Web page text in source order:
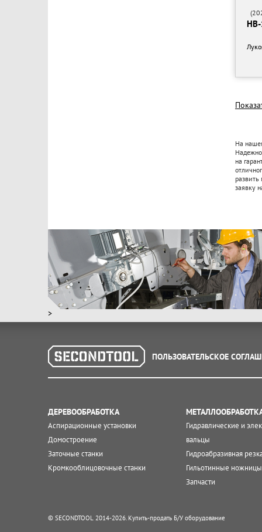
НВ-
На
на
заявку
>
ПОЛЬЗОВАТЕЛЬСКОЕ
ДЕРЕВООБРАБОТКА
Аспирационные установки
Домостроение
Заточные станки
Кромкооблицовочные станки
Гидравлические и
вальцы
Гидроабразивная
Гильотинные ножницы
Запчасти
© SECONDTOOL 2014-2026. Купить-продать Б/У оборудование